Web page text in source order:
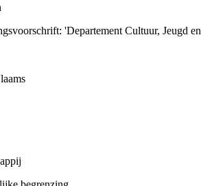
'Departement Cultuur, Jeugd en